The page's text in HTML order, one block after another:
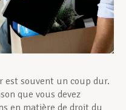
est souvent un coup dur.
que vous devez
en matière de droit du